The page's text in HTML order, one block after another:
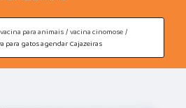
vacina para animais vacina cinomose
para gatos agendar Cajazeiras